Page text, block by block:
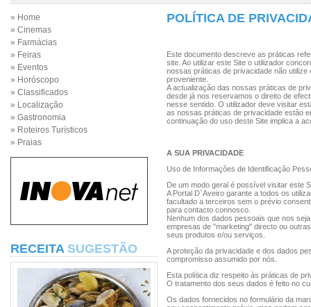
» Home
» Cinemas
» Farmácias
» Feiras
» Eventos
» Horóscopo
» Classificados
» Localização
» Gastronomia
» Roteiros Turísticos
» Praias
RECEITA SUGESTÃO
POLÍTICA DE
Este documento descreve as práticas
site. Ao utilizar este Site o utilizador
nossas práticas de privacidade não utilize
proveniente.
A actualização das nossas práticas de
desde já nos reservamos o direito de
nesse sentido. O utilizador deve visitar
as nossas práticas de privacidade estão
continuação do uso deste Site implica a
A SUA PRIVACIDADE
Uso de Informações de Identificação
De um modo geral é possível visitar este
A Portal D`Aveiro garante a todos os
facultado a terceiros sem o prévio
para contacto connosco.
Nenhum dos dados pessoais que nos
empresas de "marketing" directo ou
seus produtos e/ou serviços.
A proteção da privacidade e dos dados
compromisso assumido por nós.
Esta política diz respeito às práticas de
O tratamento dos seus dados é feito no
Os dados fornecidos no formulário da